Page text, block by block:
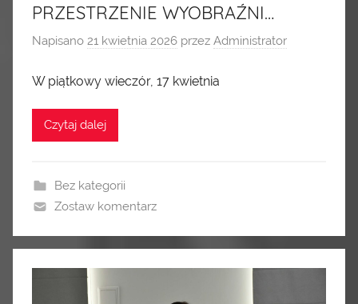
PRZESTRZENIE WYOBRAŹNI…
Napisano 21 kwietnia 2026 przez Administrator
W piątkowy wieczór, 17 kwietnia
Czytaj dalej
Bez kategorii
Zostaw komentarz